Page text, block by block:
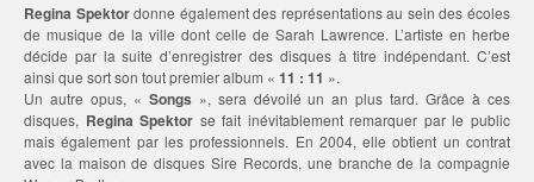
Regina Spektordonne également des représentations au sein des écoles
de musique de la ville dont celle de Sarah Lawrence. L’artiste en herbe
décide par la suite d’enregistrer des disques à titre indépendant. C’est
ainsi que sort son tout premier album « 11 : 11 ».
Un autre opus, « Songs », sera dévoilé un an plus tard. Grâce à ces
disques, Regina Spektor se fait inévitablement remarquer par le public
mais également par les professionnels. En 2004, elle obtient un contrat
avec la maison de disques Sire Records, une branche de la compagnie